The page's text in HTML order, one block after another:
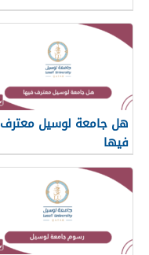
هل جامعة لوسيل معترف
فيها